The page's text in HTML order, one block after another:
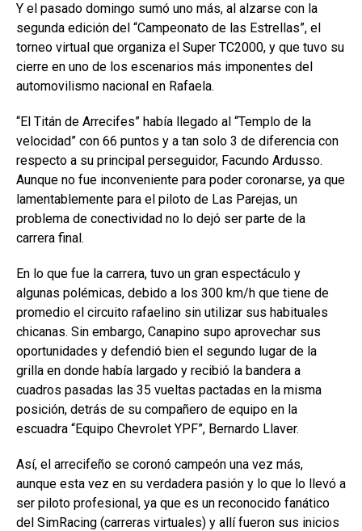
Y el pasado domingo sumó uno más, al alzarse con la
segunda edición del “Campeonato de las Estrellas”, el
torneo virtual que organiza el Super TC2000, y que tuvo su
cierre en uno de los escenarios más imponentes del
automovilismo nacional en Rafaela.
“El Titán de Arrecifes” había llegado al “Templo de la
velocidad” con 66 puntos y a tan solo 3 de diferencia con
respecto a su principal perseguidor, Facundo Ardusso.
Aunque no fue inconveniente para poder coronarse, ya que
lamentablemente para el piloto de Las Parejas, un
problema de conectividad no lo dejó ser parte de la
carrera final.
En lo que fue la carrera, tuvo un gran espectáculo y
algunas polémicas, debido a los 300 km/h que tiene de
promedio el circuito rafaelino sin utilizar sus habituales
chicanas. Sin embargo, Canapino supo aprovechar sus
oportunidades y defendió bien el segundo lugar de la
grilla en donde había largado y recibió la bandera a
cuadros pasadas las 35 vueltas pactadas en la misma
posición, detrás de su compañero de equipo en la
escuadra “Equipo Chevrolet YPF”, Bernardo Llaver.
Así, el arrecifeño se coronó campeón una vez más,
aunque esta vez en su verdadera pasión y lo que lo llevó a
ser piloto profesional, ya que es un reconocido fanático
del SimRacing (carreras virtuales) y allí fueron sus inicios